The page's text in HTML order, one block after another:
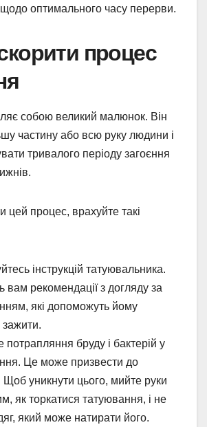
щодо оптимального часу перерви.
процес
собою великий малюнок. Він
частину або всю руку людини і
тривалого періоду загоєння
цей процес, врахуйте такі
інструкцій татуювальника.
вам рекомендації з догляду за
які допоможуть йому
потрапляння бруду і бактерій у
Це може призвести до
Щоб уникнути цього, мийте руки
як торкатися татуювання, і не
який може натирати його.